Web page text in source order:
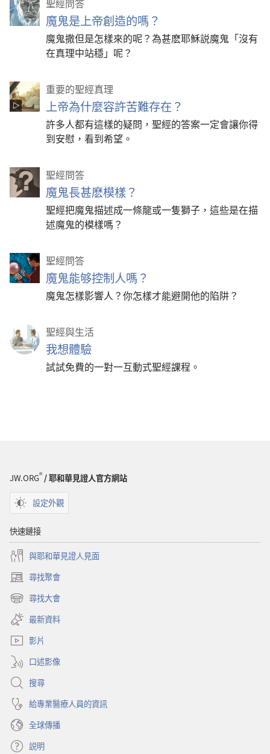
聖經問答
魔鬼是上帝創造的嗎？
魔鬼撒但是怎樣來的呢？為甚麽耶穌説魔鬼「沒有
在真理中站穩」呢？
重要的聖經真理
上帝為什麼容許苦難存在？
許多人都有這樣的疑問，聖經的答案一定會讓你得
到安慰，看到希望。
聖經問答
魔鬼長甚麽模樣？
聖經把魔鬼描述成一條龍或一隻獅子，這些是在描
述魔鬼的模樣嗎？
聖經問答
魔鬼能够控制人嗎？
魔鬼怎樣影響人？你怎樣才能避開他的陷阱？
聖經與生活
我想體驗
試試免費的一對一互動式聖經課程。
JW.ORG® / 耶和華見證人官方網站
設定外觀
快速鏈接
與耶和華見證人見面
尋找聚會
（開
啟
新
視
窗）
尋找大會
（開
啟
新
視
窗）
最新資料
影片
口述影像
搜尋
給專業醫療人員的資訊
全球傳播
説明